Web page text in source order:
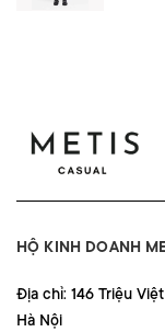
HỘ KINH DOANH
Địa chỉ: 146 Triệu
Hà Nội